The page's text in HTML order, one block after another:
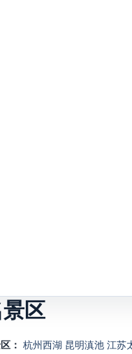
区
： 杭州西湖 昆明滇池 江苏